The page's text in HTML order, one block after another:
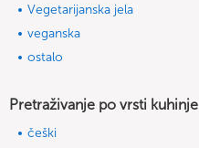
Vegetarijanska jela
veganska
ostalo
Pretraživanje po vrsti kuhinje
češki